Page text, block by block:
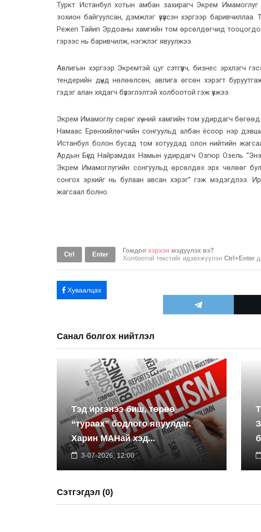
Туркт Истанбул хотын амбан захирагч Экрем Имамоглуг
зохион байгуулсан, дэмжлэг үзүүлсэн хэргээр
Режеп Тайип Эрдоаны хамгийн том өрсөлдөгчид
гэрээс нь баривчилж, нэгжлэг явуулжээ.
Авлигын хэргээр Экремтэй цуг сэтгүүлч, бизнес эрхлэгч
тендерийн дүнд нөлөөлсөн, авлига өгсөн хэрэгт
гэдэг алан хядагч бүлэглэлтэй холбоотой гэж үзжээ.
Экрем Имамоглу сөрөг хүчний хамгийн том удирдагч
Намаас Ерөнхийлөгчийн сонгуульд албан ёсоор нэр
Истанбул болон бусад том хотуудад олон нийтийн
Ардын Бүгд Найрамдах Намын удирдагч Озгюр Озель
Экрем Имамоглугийн сонгуульд өрсөлдөх эрх чөлөөг
сонгох эрхийг нь булаан авсан хэрэг” гэж мэдэгдлээ.
жагсаал болно.
Ctrl Enter
Гомдол хэрхэн мэдүүлэх вэ?
Холбоотой текстийг идэвхжүүлэн Ctrl+Enter
Хуваалцах
Санал болгох нийтлэл
Тэд иргэнээ биш, төрөө
“тураах” бодлого явуулдаг.
Харин МАНай хэд...
3-07-2026, 12:00
Сэтгэгдэл (0)